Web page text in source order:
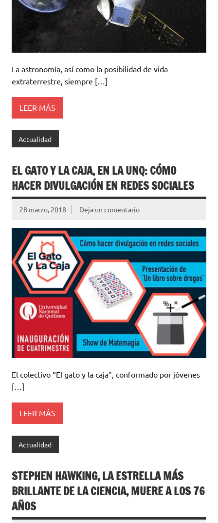
La astronomía, así como la posibilidad de vida
extraterrestre, siempre […]
LEER MÁS
Actualidad
EL GATO Y LA CAJA, EN LA UNQ: CÓMO
HACER DIVULGACIÓN EN REDES SOCIALES
28 marzo, 2018 Deja un comentario
El colectivo “El gato y la caja”, conformado por jóvenes
[…]
LEER MÁS
Actualidad
STEPHEN HAWKING, LA ESTRELLA MÁS
BRILLANTE DE LA CIENCIA, MUERE A LOS 76
AÑOS